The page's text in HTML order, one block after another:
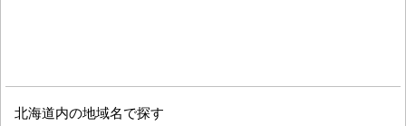
北海道内の地域名で探す